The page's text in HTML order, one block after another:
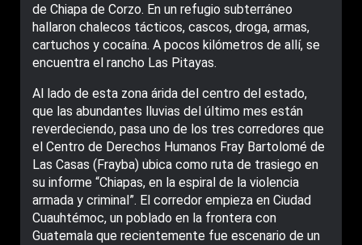
de Chiapa de Corzo. En un refugio subterráneo
hallaron chalecos tácticos, cascos, droga, armas,
cartuchos y cocaína. A pocos kilómetros de allí, se
encuentra el rancho Las Pitayas.
Al lado de esta zona árida del centro del estado,
que las abundantes lluvias del último mes están
reverdeciendo, pasa uno de los tres corredores que
el Centro de Derechos Humanos Fray Bartolomé de
Las Casas (Frayba) ubica como ruta de trasiego en
su informe “Chiapas, en la espiral de la violencia
armada y criminal”. El corredor empieza en Ciudad
Cuauhtémoc, un poblado en la frontera con
Guatemala que recientemente fue escenario de un